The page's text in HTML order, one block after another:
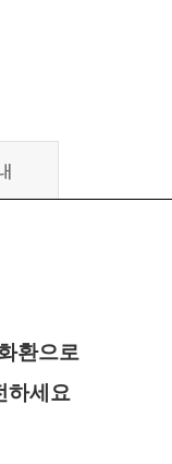
환으로
하세요